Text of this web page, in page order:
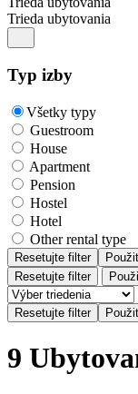
Trieda ubytovania
Typ izby
Všetky typy
Guestroom
House
Apartment
Pension
Hostel
Hotel
Other rental type
Resetujte filter
Resetujte filter
9